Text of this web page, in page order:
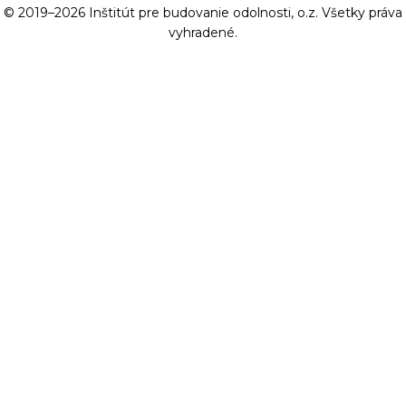
© 2019–2026 Inštitút pre budovanie odolnosti, o.z. Všetky práva
vyhradené.